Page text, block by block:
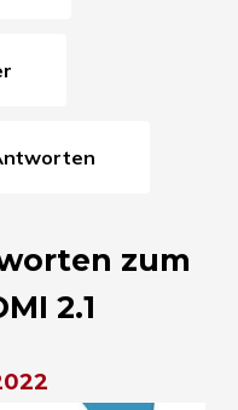
zum
2.1